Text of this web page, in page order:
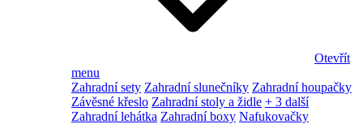
Otevřít
menu
Zahradní sety Zahradní slunečníky Zahradní houpačky
Závěsné křeslo Zahradní stoly a židle + 3 další
Zahradní lehátka Zahradní boxy Nafukovačky